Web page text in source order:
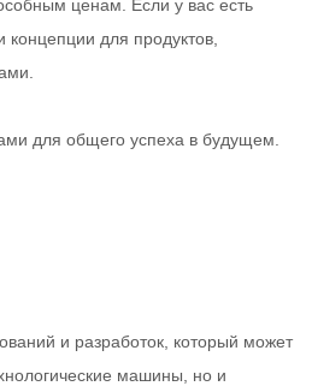
ценам. Если у вас есть
для продуктов,
для общего успеха в будущем.
и разработок, который может
машины, но и